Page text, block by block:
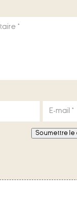
*
E-mail *
Soumettre